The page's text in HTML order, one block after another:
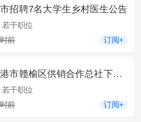
招聘7名大学生乡村医生公告
若干职位
前 订阅+
总社下属连云港市赣榆烟花爆竹专营公司对外招聘4人公告
若干职位
前 订阅+